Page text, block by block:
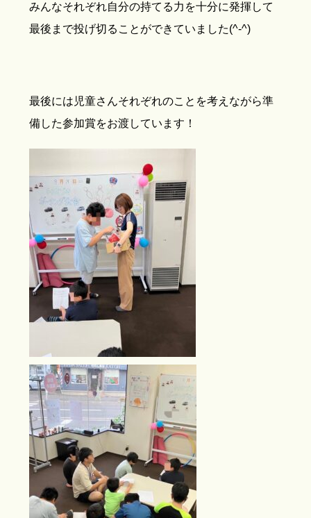
みんなそれぞれ自分の持てる力を十分に発揮して
最後まで投げ切ることができていました(^-^)
最後には児童さんそれぞれのことを考えながら準
備した参加賞をお渡しています！